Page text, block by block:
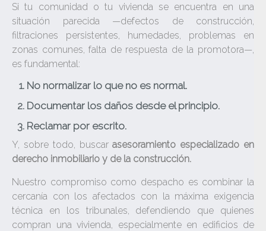
Si tu comunidad o tu vivienda se encuentra en una
situación parecida —defectos de construcción,
filtraciones persistentes, humedades, problemas en
zonas comunes, falta de respuesta de la promotora—,
es fundamental:
No normalizar lo que no es normal.
Documentar los daños desde el principio.
Reclamar por escrito.
Y, sobre todo, buscarasesoramiento especializado en
derecho inmobiliario y de la construcción.
Nuestro compromiso como despacho es combinar la
cercanía con los afectados con la máxima exigencia
técnica en los tribunales, defendiendo que quienes
compran una vivienda, especialmente en edificios de